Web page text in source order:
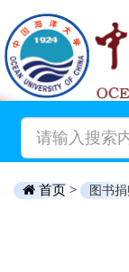
首页 > 图书